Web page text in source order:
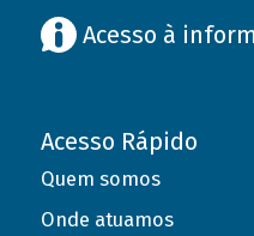
Acesso à
Acesso Rápido
Quem somos
Onde atuamos